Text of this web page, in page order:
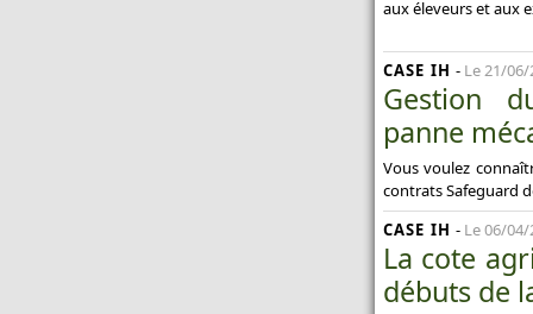
aux éleveurs et aux
CASE IH - Le 21/06/
Gestion
panne
Vous voulez
contrats Safeguard
CASE IH - Le 06/04/
La cote
débuts de